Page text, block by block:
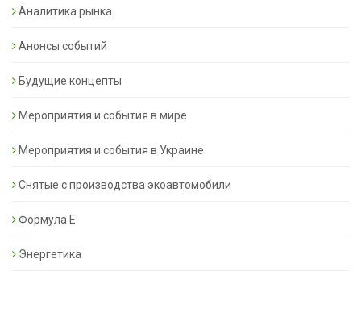
Аналитика рынка
Анонсы событий
Будущие концепты
Мероприятия и события в мире
Мероприятия и события в Украине
Снятые с производства экоавтомобили
Формула Е
Энергетика